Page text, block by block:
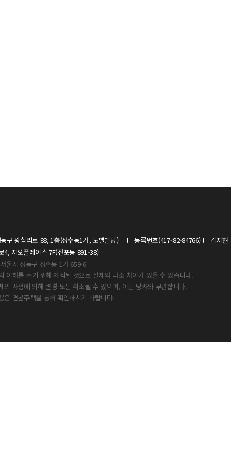
구 왕십리로 88, 1층(성수동1가, 노벨빌딩) l 등록번호(417-82-84766) l 김지현
지오플레이스 7F(전포동 891-38)
시 성동구 성수동 1가 659-6
이해를 돕기 위해 제작된 것으로 실제와 다소 차이가 있을 수 있습니다.
사정에 의해 변경 또는 취소될 수 있으며, 이는 당사와 무관합니다.
견본주택을 통해 확인하시기 바랍니다.